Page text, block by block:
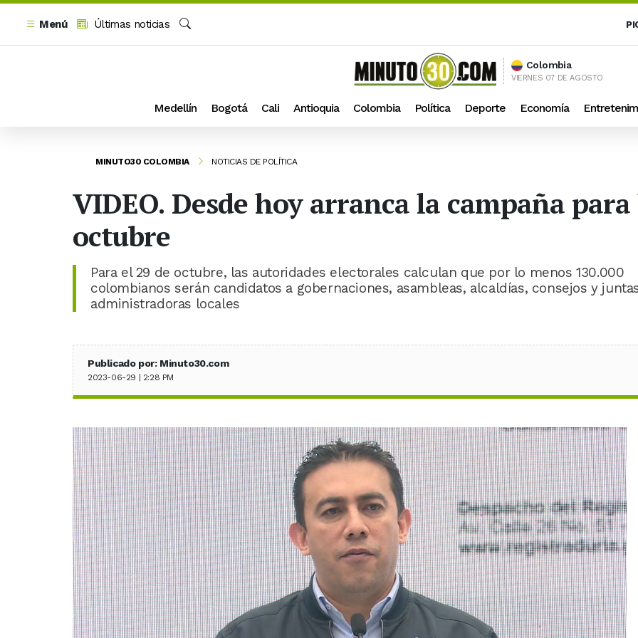
Menú
Últimas noticias
Colombia
VIERNES 07 DE AGOSTO
Medellín Bogotá Cali Antioquia Colombia Política Deporte Economía
MINUTO30 COLOMBIA NOTICIAS DE POLÍTICA
VIDEO. Desde hoy arranca la campaña
octubre
Para el 29 de octubre, las autoridades electorales calculan que por lo menos 130.000
colombianos serán candidatos a gobernaciones, asambleas, alcaldías, consejos y
administradoras locales
Publicado por: Minuto30.com
2023-06-29 | 2:28 PM